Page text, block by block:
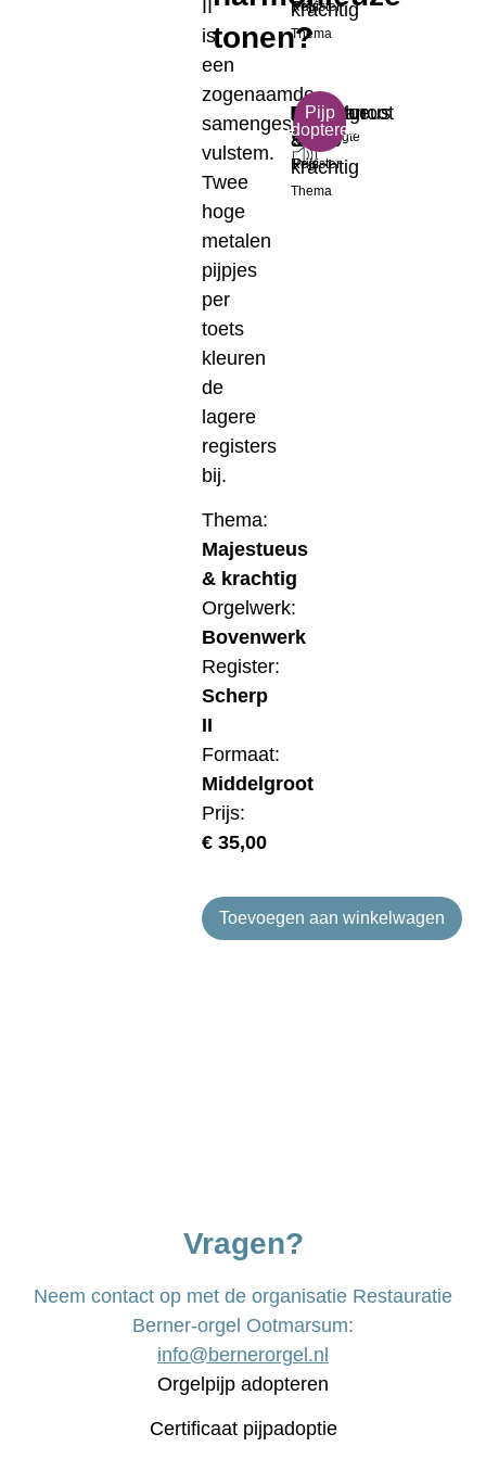
II
is
een
zogenaamde
samengestelde
vulstem.
Twee
hoge
metalen
pijpjes
per
toets
kleuren
de
lagere
registers
bij.
Thema:
Majestueus
& krachtig
Orgelwerk:
Bovenwerk
Register:
Scherp
II
Formaat:
Middelgroot
Prijs:
€35,00
Toevoegen aan winkelwagen
tonen?
krachtig
Thema
Register
Prijs
B
Toonhoogte
Majestueus
&
krachtig
Thema
Dulciaan
8'
Register
Middelgroot
Formaat
€
35.00
Prijs
Pijp
adopteren
Vragen?
Neem contact op met de organisatie Restauratie
Berner-orgel Ootmarsum:
info@bernerorgel.nl
Orgelpijp adopteren
Certificaat pijpadoptie